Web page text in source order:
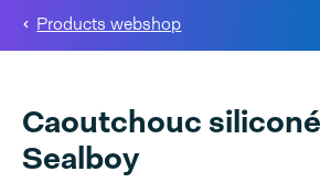
Products webshop
Caoutchouc
Sealboy